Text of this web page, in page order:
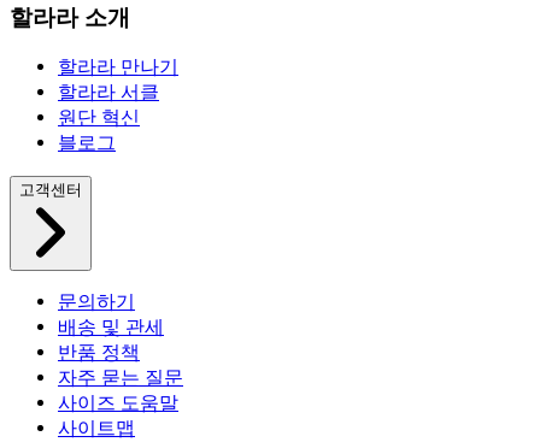
할라라 소개
할라라 만나기
할라라 서클
원단 혁신
블로그
고객센터
문의하기
배송 및 관세
반품 정책
자주 묻는 질문
사이즈 도움말
사이트맵